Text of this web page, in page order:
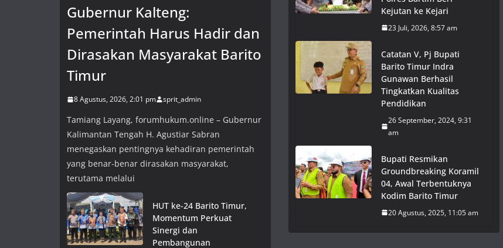
Gubernur Kalteng:
Pemerintah Harus Hadir dan
Dirasakan Masyarakat Barito
Timur
8 Agustus, 2026, 2:01 pm sprit_admin
Tamiang Layang, forumhukum.online – Gubernur
Kalimantan Tengah H. Agustiar Sabran
menegaskan pentingnya kehadiran pemerintah
yang benar-benar dirasakan masyarakat,
terutama melalui
HUT ke-24 Barito Timur,
Momentum Perkuat
Sinergi dan
Pembangunan
Kejutan ke Kejari
23 Juli, 2026, 8:57 am
Catatan V, Pj Bupati
Barito Timur Indra
Gunawan Berhasil
Tingkatkan Kualitas
Pendidikan
26 September, 2024, 9:31
am
Bupati Resmikan
Groundbreaking Koramil
04, Awal Terbentuknya
Kodim Barito Timur
20 Agustus, 2025, 11:05 am